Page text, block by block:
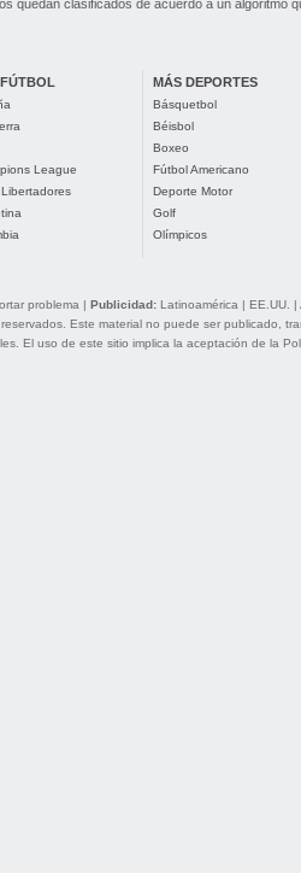
quedan clasificados de acuerdo a un algoritmo
League
MÁS DEPORTES
Básquetbol
Béisbol
Boxeo
Fútbol Americano
Deporte Motor
Golf
Olímpicos
problema | Publicidad: Latinoamérica | EE.UU. |
Este material no puede ser publicado,
. El uso de este sitio implica la aceptación de la